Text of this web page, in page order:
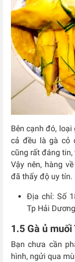
Bên cạnh đó, loại
cả đều là gà cỏ
cũng rất đáng tin,
Vậy nên, hàng
đã thấy độ uy tín.
Địa chỉ: Số
Tp Hải Dương
1.5 Gà ủ muối
Bạn chưa cần
hình, ngửi qua